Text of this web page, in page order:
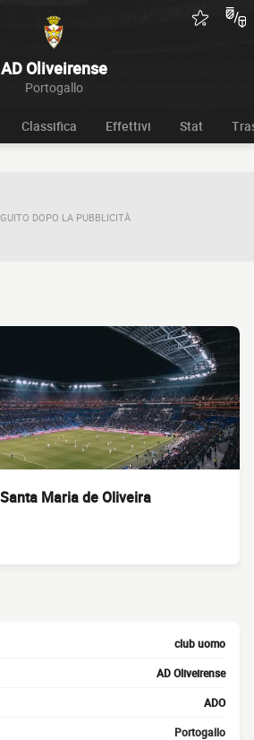
AD Oliveirense
Portogallo
Classifica Effettivi Stat
DOPO LA PUBBLICITÀ
Maria de Oliveira
club uomo
AD Oliveirense
ADO
Portogallo